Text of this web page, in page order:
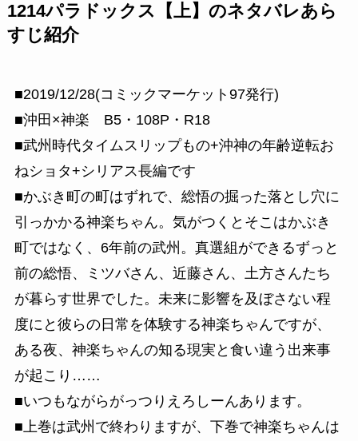
1214パラドックス【上】のネタバレあら
すじ紹介
■2019/12/28(コミックマーケット97発行)
■沖田×神楽 B5・108P・R18
■武州時代タイムスリップもの+沖神の年齢逆転お
ねショタ+シリアス長編です
■かぶき町の町はずれで、総悟の掘った落とし穴に
引っかかる神楽ちゃん。気がつくとそこはかぶき
町ではなく、6年前の武州。真選組ができるずっと
前の総悟、ミツバさん、近藤さん、土方さんたち
が暮らす世界でした。未来に影響を及ぼさない程
度にと彼らの日常を体験する神楽ちゃんですが、
ある夜、神楽ちゃんの知る現実と食い違う出来事
が起こり……
■いつもながらがっつりえろしーんあります。
■上巻は武州で終わりますが、下巻で神楽ちゃんは